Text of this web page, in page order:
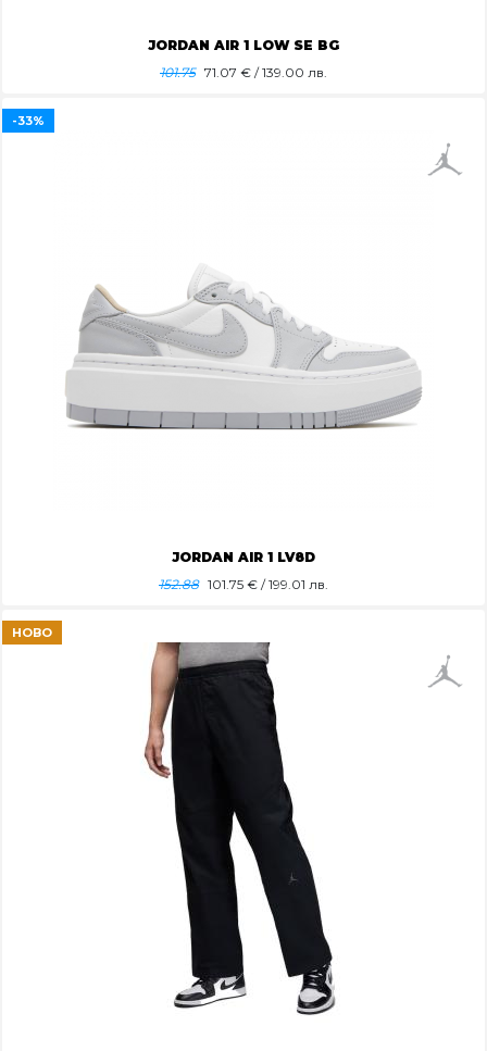
JORDAN AIR 1 LOW SE BG
101.75 71.07 € / 139.00 лв.
JORDAN AIR 1 LV8D
152.88 101.75 € / 199.01 лв.
-33%
НОВО